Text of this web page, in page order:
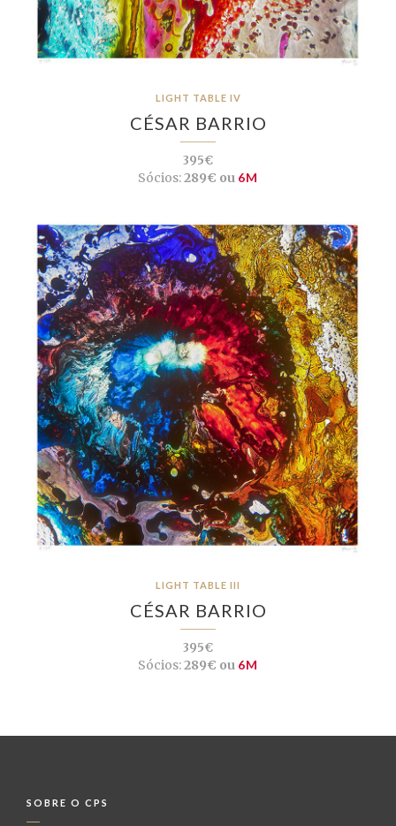
LIGHT TABLE IV
CÉSAR BARRIO
395€
Sócios:289€ ou 6M
LIGHT TABLE III
CÉSAR BARRIO
395€
Sócios:289€ ou 6M
SOBRE O CPS